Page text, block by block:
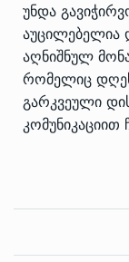
უნდა
აუცილებელია
აღნიშნულ
რომელიც
გარკვეული
კომუნიკაციით